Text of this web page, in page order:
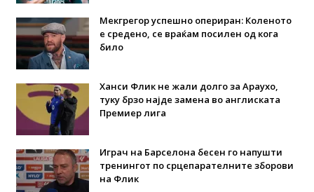
Мекгрегор успешно опериран: Коленото
е средено, се враќам посилен од кога
било
Ханси Флик не жали долго за Араухо,
туку брзо најде замена во англиската
Премиер лига
Играч на Барселона бесен го напушти
тренингот по срцепарателните зборови
на Флик